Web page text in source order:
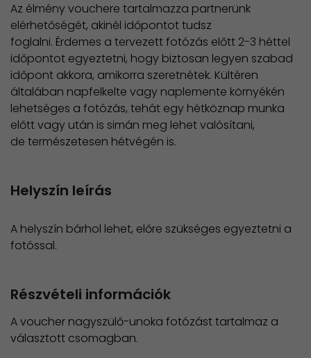
Az élmény vouchere tartalmazza partnerünk
elérhetőségét, akinél időpontot tudsz
foglalni. Érdemes a tervezett fotózás előtt 2-3 héttel
időpontot egyeztetni, hogy biztosan legyen szabad
időpont akkora, amikorra szeretnétek. Kültéren
általában napfelkelte vagy naplemente környékén
lehetséges a fotózás, tehát egy hétköznap munka
előtt vagy után is simán meg lehet valósítani,
de természetesen hétvégén is.
Helyszín leírás
A helyszín bárhol lehet, előre szükséges egyeztetni a
fotóssal.
Részvételi információk
A voucher nagyszülő-unoka fotózást tartalmaz a
választott csomagban.